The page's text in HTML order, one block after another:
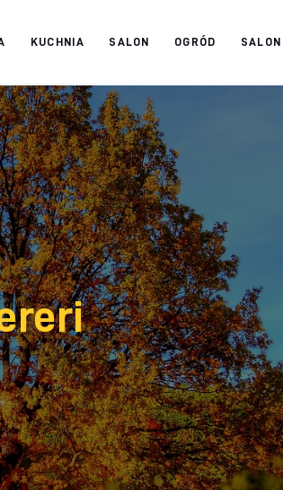
KUCHNIA SALON OGRÓD SALON